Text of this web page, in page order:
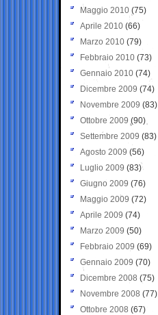
Maggio 2010 (75)
Aprile 2010 (66)
Marzo 2010 (79)
Febbraio 2010 (73)
Gennaio 2010 (74)
Dicembre 2009 (74)
Novembre 2009 (83)
Ottobre 2009 (90)
Settembre 2009 (83)
Agosto 2009 (56)
Luglio 2009 (83)
Giugno 2009 (76)
Maggio 2009 (72)
Aprile 2009 (74)
Marzo 2009 (50)
Febbraio 2009 (69)
Gennaio 2009 (70)
Dicembre 2008 (75)
Novembre 2008 (77)
Ottobre 2008 (67)